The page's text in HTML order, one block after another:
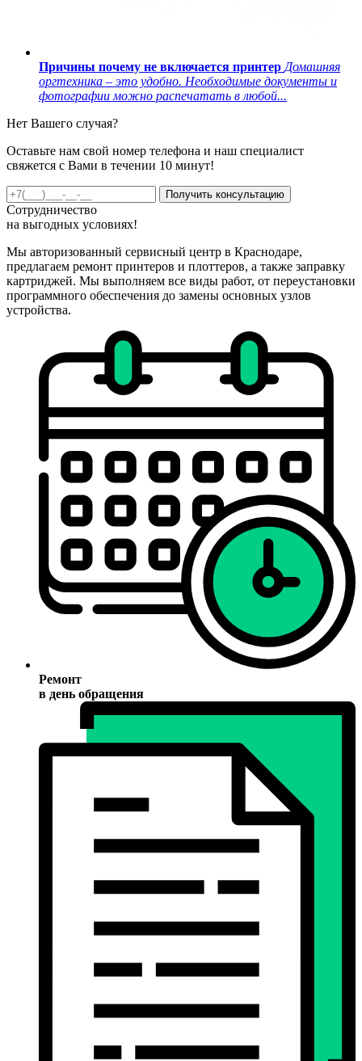
Причины почему не включается принтер Домашняя
оргтехника – это удобно. Необходимые документы и
фотографии можно распечатать в любой...
Нет Вашего случая?
Оставьте нам свой номер телефона и наш специалист
свяжется с Вами в течении 10 минут!
Получить консультацию
Сотрудничество
на выгодных условиях!
Мы авторизованный сервисный центр в Краснодаре,
предлагаем ремонт принтеров и плоттеров, а также заправку
картриджей. Мы выполняем все виды работ, от переустановки
программного обеспечения до замены основных узлов
устройства.
Ремонт
в день обращения